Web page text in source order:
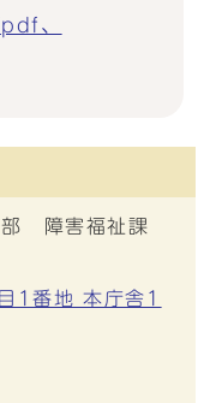
、
障害福祉課
1番地 本庁舎1